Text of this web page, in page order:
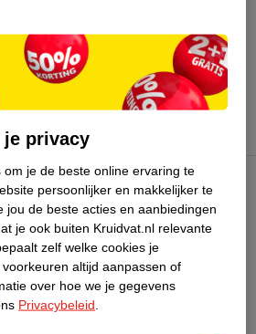
je privacy
om je de beste online ervaring te
persoonlijker en makkelijker te
jou de beste acties en aanbiedingen
je ook buiten Kruidvat.nl relevante
zelf welke cookies je
altijd aanpassen of
over hoe we je gegevens
Privacybeleid